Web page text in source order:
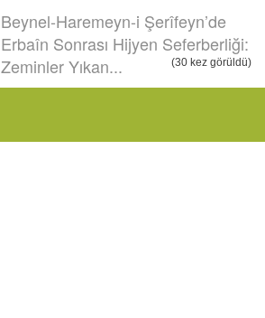
Beynel-Haremeyn-i Şerîfeyn’de
Erbaîn Sonrası Hijyen Seferberliği:
Zeminler Yıkan...
(30 kez görüldü)